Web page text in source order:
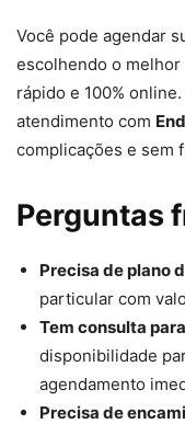
Você pode agendar
escolhendo o
rápido e 100%
atendimento com
complicações e sem
Perguntas
Precisa de plano
particular com
Tem consulta
disponibilidade
agendamento
Precisa de